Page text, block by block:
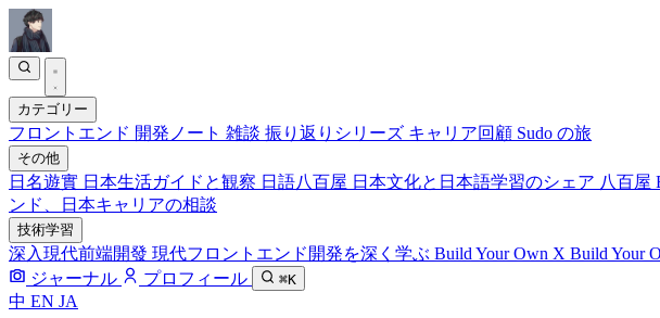
カテゴリー
フロントエンド 開発ノート 雑談 振り返りシリーズ キャリア回顧 Sudo の旅
その他
日名遊實 日本生活ガイドと観察 日語八百屋 日本文化と日本語学習のシェア 八百屋
ンド、日本キャリアの相談
技術学習
深入現代前端開發 現代フロントエンド開発を深く学ぶ Build Your Own X Build Your
ジャーナル
プロフィール ⌘K
中 EN JA